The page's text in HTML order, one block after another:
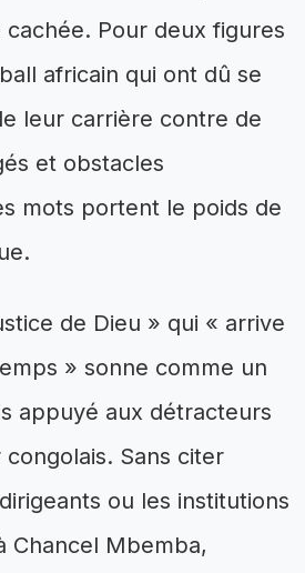
Pour deux figures
africain qui ont dû se
leur carrière contre de
et obstacles
mots portent le poids de
de Dieu » qui « arrive
» sonne comme un
appuyé aux détracteurs
Sans citer
ou les institutions
Chancel Mbemba,